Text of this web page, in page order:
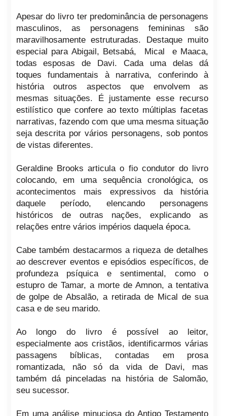
Apesar do livro ter predominância de personagens
masculinos, as personagens femininas são
maravilhosamente estruturadas. Destaque muito
especial para Abigail, Betsabá, Mical e Maaca,
todas esposas de Davi. Cada uma delas dá
toques fundamentais à narrativa, conferindo à
história outros aspectos que envolvem as
mesmas situações. É justamente esse recurso
estilístico que confere ao texto múltiplas facetas
narrativas, fazendo com que uma mesma situação
seja descrita por vários personagens, sob pontos
de vistas diferentes.
Geraldine Brooks articula o fio condutor do livro
colocando, em uma sequência cronológica, os
acontecimentos mais expressivos da história
daquele período, elencando personagens
históricos de outras nações, explicando as
relações entre vários impérios daquela época.
Cabe também destacarmos a riqueza de detalhes
ao descrever eventos e episódios específicos, de
profundeza psíquica e sentimental, como o
estupro de Tamar, a morte de Amnon, a tentativa
de golpe de Absalão, a retirada de Mical de sua
casa e de seu marido.
Ao longo do livro é possível ao leitor,
especialmente aos cristãos, identificarmos várias
passagens bíblicas, contadas em prosa
romantizada, não só da vida de Davi, mas
também dá pinceladas na história de Salomão,
seu sucessor.
Em uma análise minuciosa do Antigo Testamento